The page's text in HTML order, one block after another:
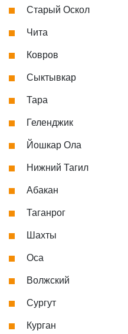
Старый Оскол
Чита
Ковров
Сыктывкар
Тара
Геленджик
Йошкар Ола
Нижний Тагил
Абакан
Таганрог
Шахты
Оса
Волжский
Сургут
Курган